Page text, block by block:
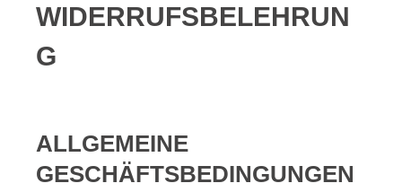
WIDERRUFSBELEHRUN
G
ALLGEMEINE
GESCHÄFTSBEDINGUNGEN